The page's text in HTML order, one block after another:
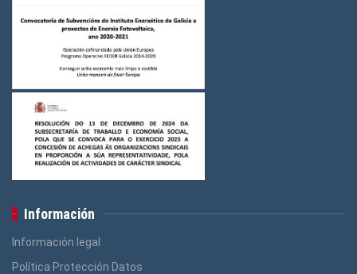
Información
Información legal
Política Protección Datos